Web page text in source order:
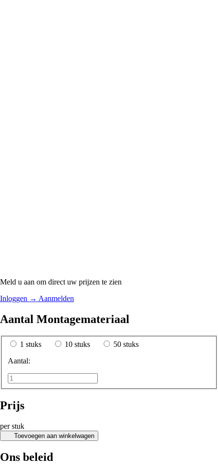
Meld u aan om direct uw prijzen te zien
Inloggen → Aanmelden
Aantal Montagemateriaal
1 stuks 10 stuks
50 stuks
Aantal:
Prijs
per stuk
Toevoegen aan winkelwagen
Ons beleid